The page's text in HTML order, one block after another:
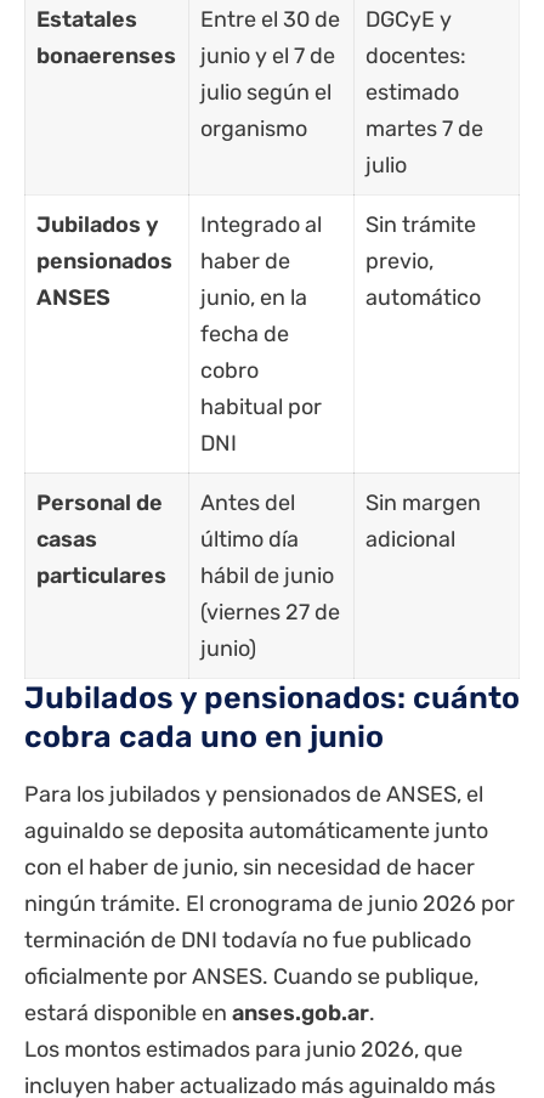
Estatales
bonaerenses
Entre el 30 de
junio y el 7 de
julio según el
organismo
DGCyE y
docentes:
estimado
martes 7 de
julio
Jubilados y
pensionados
ANSES
Integrado al
haber de
junio, en la
fecha de
cobro
habitual por
DNI
Sin trámite
previo,
automático
Personal de
casas
particulares
Antes del
último día
hábil de junio
(viernes 27 de
junio)
Sin margen
adicional
Jubilados y pensionados: cuánto
cobra cada uno en junio
Para los jubilados y pensionados de ANSES, el
aguinaldo se deposita automáticamente junto
con el haber de junio, sin necesidad de hacer
ningún trámite. El cronograma de junio 2026 por
terminación de DNI todavía no fue publicado
oficialmente por ANSES. Cuando se publique,
estará disponible en anses.gob.ar.
Los montos estimados para junio 2026, que
incluyen haber actualizado más aguinaldo más